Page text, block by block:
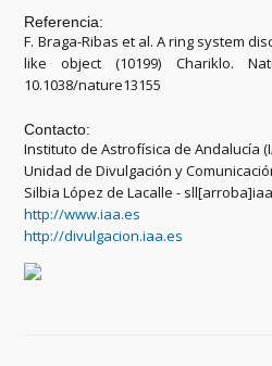
Referencia:
F. Braga-Ribas et al. A ring system
like object (10199) Chariklo.
10.1038/nature13155
Contacto:
Instituto de Astrofísica de Andalucía
Unidad de Divulgación y
Silbia López de Lacalle -
http://www.iaa.es
http://divulgacion.iaa.es